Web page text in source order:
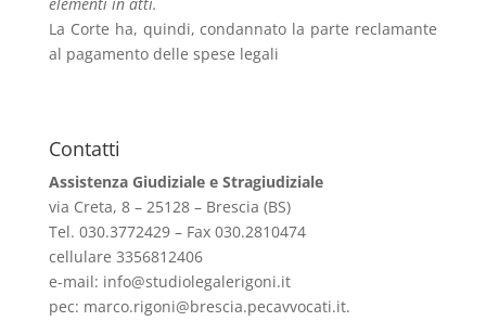
La Corte ha, quindi, condannato la parte reclamante
al pagamento delle spese legali
Contatti
Assistenza Giudiziale e Stragiudiziale
via Creta, 8 – 25128 – Brescia (BS)
Tel. 030.3772429 – Fax 030.2810474
cellulare 3356812406
e-mail: info@studiolegalerigoni.it
pec: marco.rigoni@brescia.pecavvocati.it.